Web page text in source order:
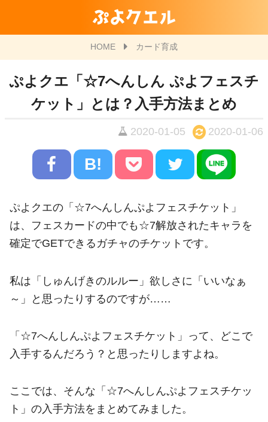
ぷよクエル
HOME カード育成
ぷよクエ「☆7へんしん ぷよフェスチ
ケット」とは？入手方法まとめ
2020-01-05 2020-01-06
B!
ぷよクエの「☆7へんしんぷよフェスチケット」
は、フェスカードの中でも☆7解放されたキャラを
確定でGETできるガチャのチケットです。
私は「しゅんげきのルルー」欲しさに「いいなぁ
～」と思ったりするのですが……
「☆7へんしんぷよフェスチケット」って、どこで
入手するんだろう？と思ったりしますよね。
ここでは、そんな「☆7へんしんぷよフェスチケッ
ト」の入手方法をまとめてみました。